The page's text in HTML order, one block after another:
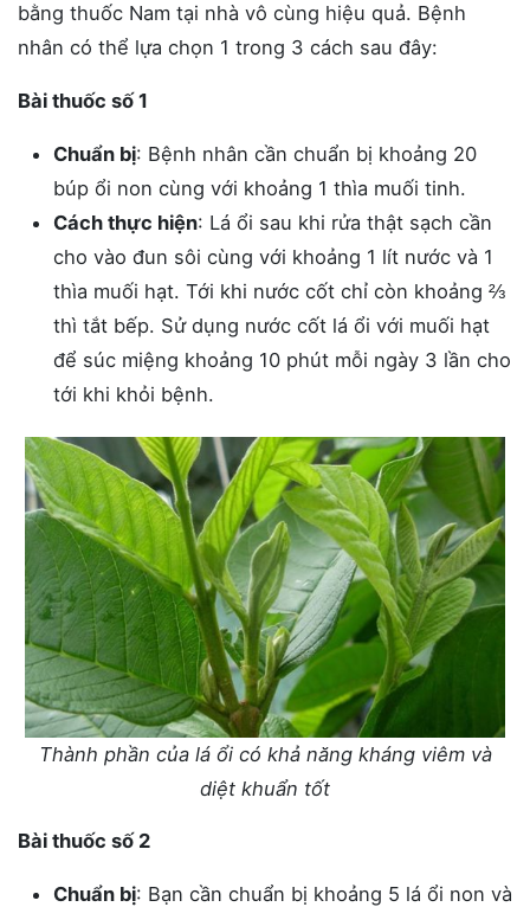
bằng thuốc Nam tại nhà vô cùng hiệu quả. Bệnh
nhân có thể lựa chọn 1 trong 3 cách sau đây:
Bài thuốc số 1
Chuẩn bị: Bệnh nhân cần chuẩn bị khoảng 20
búp ổi non cùng với khoảng 1 thìa muối tinh.
Cách thực hiện: Lá ổi sau khi rửa thật sạch cần
cho vào đun sôi cùng với khoảng 1 lít nước và 1
thìa muối hạt. Tới khi nước cốt chỉ còn khoảng ⅔
thì tắt bếp. Sử dụng nước cốt lá ổi với muối hạt
để súc miệng khoảng 10 phút mỗi ngày 3 lần cho
tới khi khỏi bệnh.
Thành phần của lá ổi có khả năng kháng viêm và
diệt khuẩn tốt
Bài thuốc số 2
Chuẩn bị: Bạn cần chuẩn bị khoảng 5 lá ổi non và